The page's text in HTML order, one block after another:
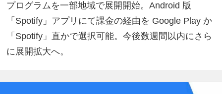
プログラムを一部地域で展開開始。Android 版
「Spotify」アプリにて課金の経由を Google Play か
「Spotify」直かで選択可能。今後数週間以内にさら
に展開拡大へ。